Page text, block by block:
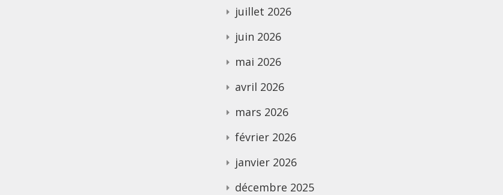
juillet 2026
juin 2026
mai 2026
avril 2026
mars 2026
février 2026
janvier 2026
décembre 2025